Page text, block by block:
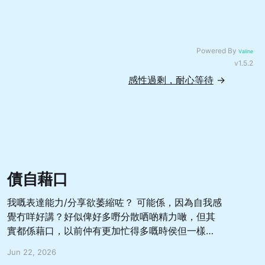
Powered By Valine
v1.5.2
感性過剩，耐心等待→
債自藉口
我嘅表達能力/分享欲萎縮咗？ 可能係，因為自我感
覺冇咩好講？好似俾好多嘢分散哂啲精力噉，但其
實都係藉口，以前仲有更加忙得多嘅時侯但一樣好
再寫其他嘢，有好多嘢想諗清楚——但都係另一個
Jun 22, 2026